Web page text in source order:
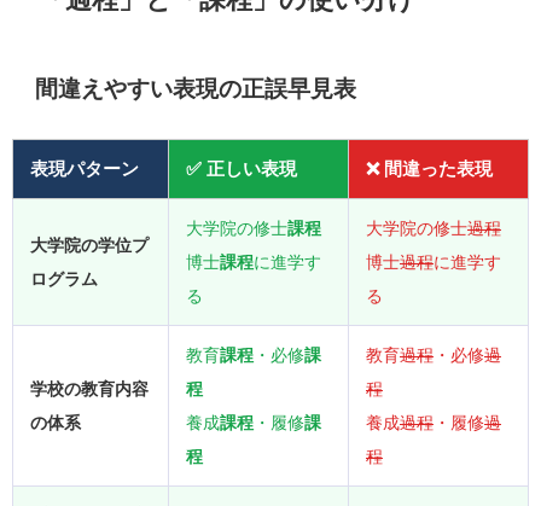
間違えやすい表現の正誤早見表
表現パターン ✅ 正しい表現 ❌ 間違った表現
大学院の学位プ
ログラム
大学院の修士課程
博士課程に進学す
る
大学院の修士過程
博士過程に進学す
る
学校の教育内容
の体系
教育課程 ・必修課
程
養成課程 ・履修課
程
教育過程 ・必修過
程
養成過程 ・履修過
程